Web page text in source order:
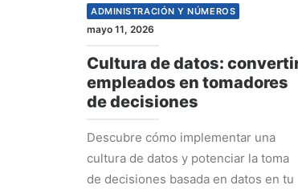
ADMINISTRACIÓN Y NÚMEROS
mayo 11, 2026
Cultura de datos:
empleados en tomadores
de decisiones
Descubre cómo implementar una
cultura de datos y potenciar la toma
de decisiones basada en datos en tu